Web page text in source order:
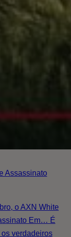
Assassinato
o AXN White
Em… É
verdadeiros